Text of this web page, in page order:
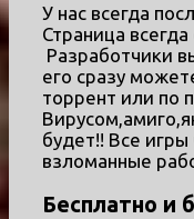
У нас всегда
Страница
Разработчики
его сразу
торрент или по
будет!! Все игры
взломанные
Бесплатно и